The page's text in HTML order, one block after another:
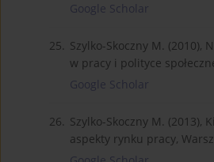
Google Scholar
25. Szylko-Skoczny M. (2010),
w pracy i polityce
Google Scholar
26. Szylko-Skoczny M. (2013),
aspekty rynku pracy,